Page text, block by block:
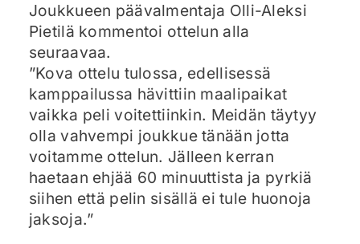
Joukkueen päävalmentaja Olli-Aleksi
Pietilä kommentoi ottelun alla
seuraavaa.
”Kova ottelu tulossa, edellisessä
kamppailussa hävittiin maalipaikat
vaikka peli voitettiinkin. Meidän täytyy
olla vahvempi joukkue tänään jotta
voitamme ottelun. Jälleen kerran
haetaan ehjää 60 minuuttista ja pyrkiä
siihen että pelin sisällä ei tule huonoja
jaksoja.”